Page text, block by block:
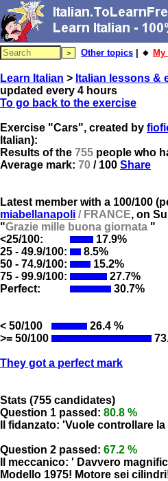
Other topics | 🔸
Learn Italian > Italian lessons &
updated every 4 hours
To go back to the exercise
Exercise "Cars", created by
Italian):
Results of the 755 people who
Average mark: 70 / 100 Share
Latest member with a 100/100
miabellanapoli / FRANCE, on
"Grazie mille buona giornata "
<25/100:
17.9%
25 - 49.9/100:
8.5%
50 - 74.9/100:
15.2%
75 - 99.9/100:
27.7%
Perfect:
30.7%
< 50/100
26.4 %
>= 50/100
They got a perfect mark
Stats (755 candidates)
Question 1 passed: 80.8 %
Il fidanzato: 'Vuole controllare
Question 2 passed: 67.2 %
Il meccanico: ' Davvero
Modello 1975! Motore sei